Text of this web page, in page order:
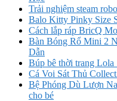
Trải nghiệm steam
Balo Kitty Pinky Size
Cách lắp ráp BricQ
Bàn Bóng Rổ Mini 2
Dẫn
Búp bê thời trang Lola
Cá Voi Sát Thủ
Bệ Phóng Dù Lượn
cho bé